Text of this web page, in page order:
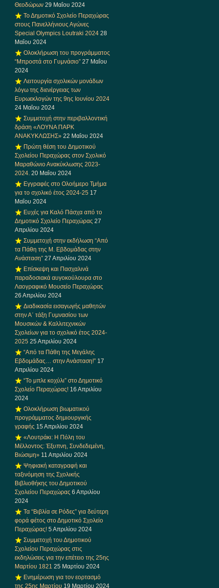
Θεοδώρων 29 Μαΐου 2024
Το Δημοτικό Σχολείο Περαχώρας
στους Πανελλήνιους Αγώνες
Special Olympics Loutraki 2024 28
Μαΐου 2024
Ολοκλήρωση του προγράμματος
“Μπροστά στο Γυμνάσιο” 27 Μαΐου
2024
Λειτουργία σχολικών μονάδων
λόγω της διενέργειας των
Ευρωεκλογών της 9ης Ιουνίου 2024
24 Μαΐου 2024
Συμμετοχή στην περιβαλλοντική
δράση «ΛΟΥΝΑ ΠΑΡΚ
ΑΝΑΚΥΚΛΩΣΗΣ» 22 Μαΐου 2024
Πρώτη θέση του Δημοτικού
Σχολείου Περαχώρας στον Σχολικό
Μαραθώνιο Ανακύκλωσης 2023-
2024. 20 Μαΐου 2024
Εγγραφές στο Ολοήμερο Τμήμα
για το σχολικό έτος 2024-25 17
Μαΐου 2024
Ευχές για Καλό Πάσχα από το
Δημοτικό Σχολείο Περαχώρας 27
Απριλίου 2024
Συμμετοχή στην εκδήλωση “Από
τα Πάθη της Μ. Εβδομάδας στην
Ανάσταση” 27 Απριλίου 2024
Επίσκεψη και Πασχαλινά
παραδοσιακά αυγοκούλουρα στο
Λαογραφικό Μουσείο Περαχώρας
26 Απριλίου 2024
Διαδικασία εισαγωγής μαθητών
στην Α΄ τάξη Γυμνασίου των
Μουσικών & Καλλιτεχνικών
Σχολείων για το σχολικό έτος 2024-
2025 25 Απριλίου 2024
“Από τα Πάθη της Μεγάλης
Εβδομάδας… στην Ανάσταση!” 17
Απριλίου 2024
“Το μπλε κοχύλι” στο Δημοτικό
Σχολείο Περαχώρας! 16 Απριλίου
2024
Ολοκλήρωση βιωματικού
προγράμματος δημιουργικής
γραφής 15 Απριλίου 2024
«Λουτράκι: Η Πόλη του
Μέλλοντος: Έξυπνη, Συνδεδεμένη,
Βιώσιμη» 11 Απριλίου 2024
Ψηφιακή καταγραφή και
ταξινόμηση της Σχολικής
Βιβλιοθήκης του Δημοτικού
Σχολείου Περαχώρας 6 Απριλίου
2024
Τα “Βιβλία σε Ρόδες” για δεύτερη
φορά φέτος στο Δημοτικό Σχολείο
Περαχώρας! 5 Απριλίου 2024
Συμμετοχή του Δημοτικού
Σχολείου Περαχώρας στις
εκδηλώσεις για την επέτειο της 25ης
Μαρτίου 1821 25 Μαρτίου 2024
Ενημέρωση για τον εορτασμό
της 25ης Μαρτίου 19 Μαρτίου 2024